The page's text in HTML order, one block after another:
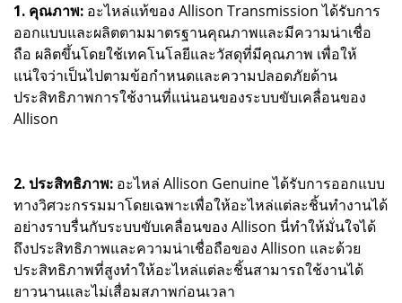
1. คุณภาพ: อะไหล่แท้ของ Allison Transmission ได้รับการ
ออกแบบและผลิตตามมาตรฐานคุณภาพและมีความน่าเชื่อ
ถือ ผลิตขึ้นโดยใช้เทคโนโลยีและวัสดุที่มีคุณภาพ เพื่อให้
แน่ใจว่าเป็นไปตามข้อกำหนดและความปลอดภัยด้าน
ประสิทธิภาพการใช้งานที่แน่นอนของระบบขับเคลื่อนของ
Allison
2. ประสิทธิภาพ: อะไหล่ Allison Genuine ได้รับการออกแบบ
ทางวิศวะกรรมมาโดยเฉพาะเพื่อให้อะไหล่แต่ละชิ้นทำงานได้
อย่างราบรื่นกับระบบขับเคลื่อนของ Allison นี่ทำให้มั่นใจได้
ถึงประสิทธิภาพและความน่าเชื่อถือของ Allison และด้วย
ประสิทธิภาพที่สูงทำให้อะไหล่แต่ละชิ้นสามารถใช้งานได้
ยาวนานและไม่เสื่อมสภาพก่อนเวลา